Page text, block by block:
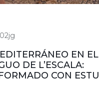
EN EL
DE L’ESCALA:
CON